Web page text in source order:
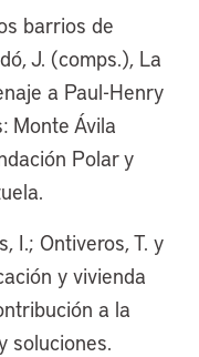
barrios de
J. (comps.), La
a Paul-Henry
Monte Ávila
Polar y
I.; Ontiveros, T. y
y vivienda
a la
soluciones.